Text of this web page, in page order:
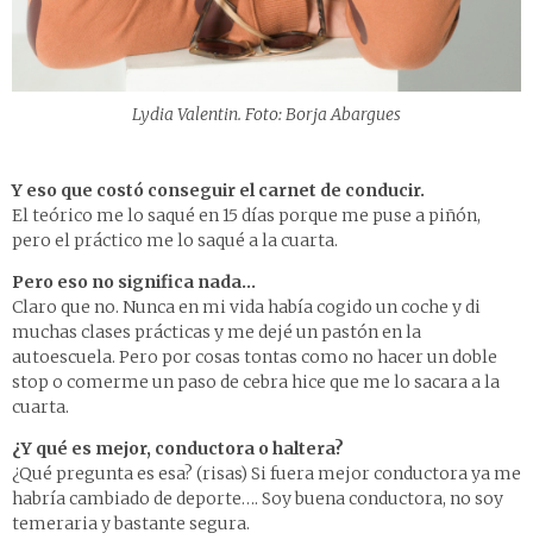
Lydia Valentin. Foto: Borja Abargues
Y eso que costó conseguir el carnet de conducir.
El teórico me lo saqué en 15 días porque me puse a piñón,
pero el práctico me lo saqué a la cuarta.
Pero eso no significa nada…
Claro que no. Nunca en mi vida había cogido un coche y di
muchas clases prácticas y me dejé un pastón en la
autoescuela. Pero por cosas tontas como no hacer un doble
stop o comerme un paso de cebra hice que me lo sacara a la
cuarta.
¿Y qué es mejor, conductora o haltera?
¿Qué pregunta es esa? (risas) Si fuera mejor conductora ya me
habría cambiado de deporte…. Soy buena conductora, no soy
temeraria y bastante segura.